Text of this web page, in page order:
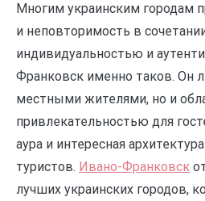
Многим украинским городам
и неповторимость в
индивидуальностью и
Франковск именно таков. Он
местными жителями, но и
привлекательностью для
аура и интересная
туристов. Ивано-Франковск
лучших украинских городов,